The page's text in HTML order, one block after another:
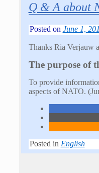
Q & A about
Posted on June 1,
Thanks Ria Verjauw
The purpose of
To provide
aspects of NATO.
Posted in English